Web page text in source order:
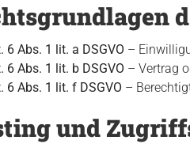
6 Abs. 1 lit. a DSGVO –
6 Abs. 1 lit. b DSGVO – Vertrag
6 Abs. 1 lit. f DSGVO –
und